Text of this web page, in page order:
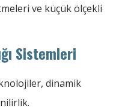
ve küçük ölçekli
Sistemleri
dinamik